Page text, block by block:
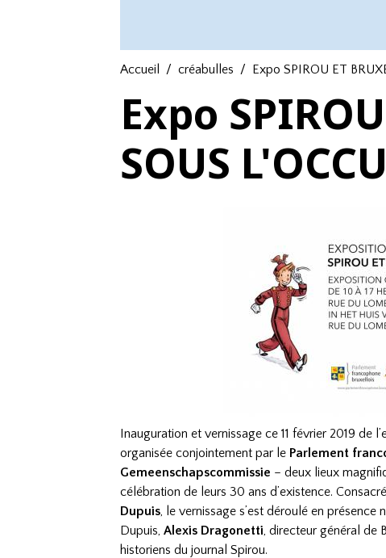
Accueil créabulles Expo SPIROU ET
Expo
SOUS
Inauguration et vernissage ce 11 février 2019 de
organisée conjointement par le Parlement
Gemeenschapscommissie – deux lieux
célébration de leurs 30 ans d’existence.
Dupuis, le vernissage s’est déroulé en
Dupuis,Alexis Dragonetti, directeur général de
historiens du journal Spirou.